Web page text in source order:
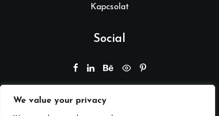
We value your privacy
Kapcsolat
Social